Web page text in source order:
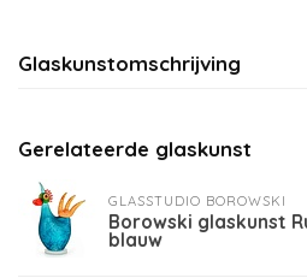
Glaskunstomschrijving
Gerelateerde glaskunst
GLASSTUDIO BOROWSKI
Borowski glaskunst
blauw